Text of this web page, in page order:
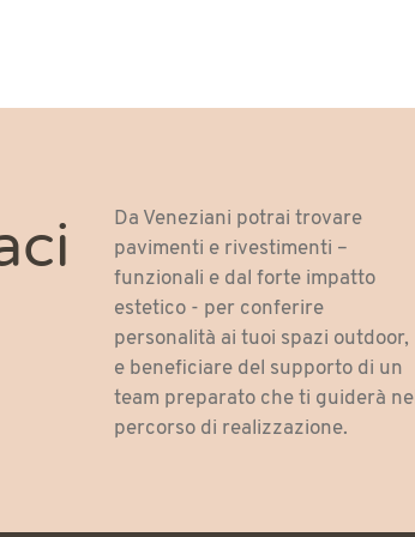
Da Veneziani potrai trovare
pavimenti e rivestimenti –
funzionali e dal forte impatto
estetico - per conferire
personalità ai tuoi spazi outdoor,
e beneficiare del supporto di un
team preparato che ti guiderà nel
percorso di realizzazione.